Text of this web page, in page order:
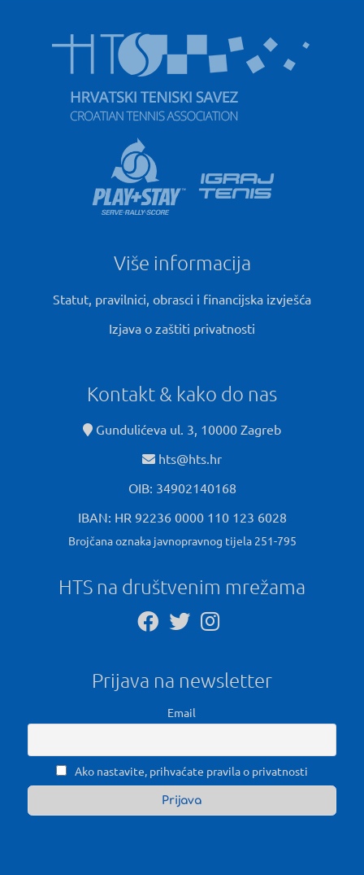
Više informacija
Statut, pravilnici, obrasci i financijska izvješća
Izjava o zaštiti privatnosti
Kontakt & kako do nas
Gundulićeva ul. 3, 10000 Zagreb
hts@hts.hr
OIB: 34902140168
IBAN: HR 92236 0000 110 123 6028
Brojčana oznaka javnopravnog tijela 251-795
HTS na društvenim mrežama
Prijava na newsletter
Email
Ako nastavite, prihvaćate pravila o privatnosti